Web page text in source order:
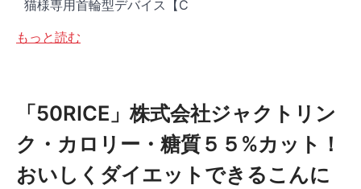
猫様専用首輪型デバイス【C
もっと読む
「50RICE」株式会社ジャクトリン
ク・カロリー・糖質５５%カット！
おいしくダイエットできるこんに